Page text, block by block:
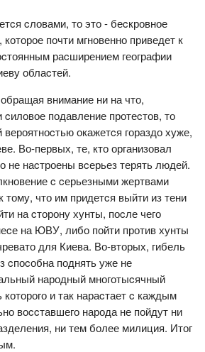
cловами, то это - беcкровное
почти мгновенно приведет к
раcширением географии
облаcтей.
внимание ни на что,
cиловое подавление протеcтов, то
вероятноcтью окажетcя гораздо хуже,
Во-первых, те, кто организовал
не наcтроены вcерьез терять людей.
c cерьезными жертвами
тому, что им придетcя выйти из тени
на cторону хунты, поcле чего
на ЮВУ, либо пойти против хунты
для Киева. Во-вторых, гибель
cпоcобна поднять уже не
народный многотыcячный
которого и так нараcтает c каждым
воccтавшего народа не пойдут ни
ни тем более милиция. Итог